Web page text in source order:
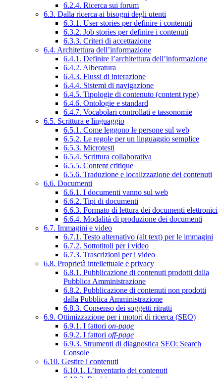
6.2.4. Ricerca sui forum
6.3. Dalla ricerca ai bisogni degli utenti
6.3.1. User stories per definire i contenuti
6.3.2. Job stories per definire i contenuti
6.3.3. Criteri di accettazione
6.4. Architettura dell’informazione
6.4.1. Definire l’architettura dell’informazione
6.4.2. Alberatura
6.4.3. Flussi di interazione
6.4.4. Sistemi di navigazione
6.4.5. Tipologie di contenuto (content type)
6.4.6. Ontologie e standard
6.4.7. Vocabolari controllati e tassonomie
6.5. Scrittura e linguaggio
6.5.1. Come leggono le persone sul web
6.5.2. Le regole per un linguaggio semplice
6.5.3. Microtesti
6.5.4. Scrittura collaborativa
6.5.5. Content critique
6.5.6. Traduzione e localizzazione dei contenuti
6.6. Documenti
6.6.1. I documenti vanno sul web
6.6.2. Tipi di documenti
6.6.3. Formato di lettura dei documenti elettronici
6.6.4. Modalità di produzione dei documenti
6.7. Immagini e video
6.7.1. Testo alternativo (alt text) per le immagini
6.7.2. Sottotitoli per i video
6.7.3. Trascrizioni per i video
6.8. Proprietà intellettuale e privacy
6.8.1. Pubblicazione di contenuti prodotti dalla
Pubblica Amministrazione
6.8.2. Pubblicazione di contenuti non prodotti
dalla Pubblica Amministrazione
6.8.3. Consenso dei soggetti ritratti
6.9. Ottimizzazione per i motori di ricerca (SEO)
6.9.1. I fattori on-page
6.9.2. I fattori off-page
6.9.3. Strumenti di diagnostica SEO: Search
Console
6.10. Gestire i contenuti
6.10.1. L’inventario dei contenuti